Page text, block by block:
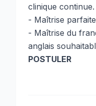
clinique continue.
- Maîtrise
- Maîtrise du
anglais
POSTULER